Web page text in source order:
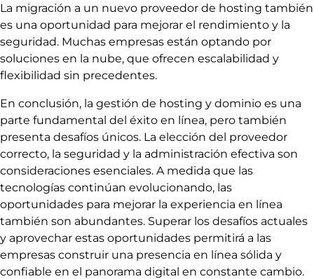
La migración a un nuevo proveedor de hosting también
es una oportunidad para mejorar el rendimiento y la
seguridad. Muchas empresas están optando por
soluciones en la nube, que ofrecen escalabilidad y
flexibilidad sin precedentes.
En conclusión, la gestión de hosting y dominio es una
parte fundamental del éxito en línea, pero también
presenta desafíos únicos. La elección del proveedor
correcto, la seguridad y la administración efectiva son
consideraciones esenciales. A medida que las
tecnologías continúan evolucionando, las
oportunidades para mejorar la experiencia en línea
también son abundantes. Superar los desafíos actuales
y aprovechar estas oportunidades permitirá a las
empresas construir una presencia en línea sólida y
confiable en el panorama digital en constante cambio.